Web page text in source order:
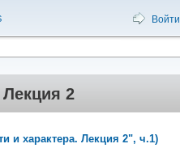
Войти
2
и характера. Лекция 2", ч.1)